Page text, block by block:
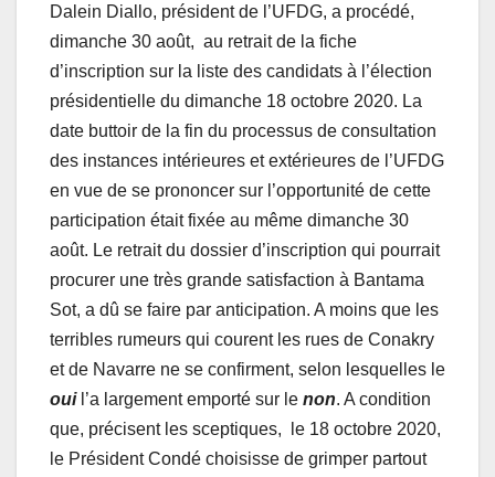
Dalein Diallo, président de l’UFDG, a procédé,
dimanche 30 août, au retrait de la fiche
d’inscription sur la liste des candidats à l’élection
présidentielle du dimanche 18 octobre 2020. La
date buttoir de la fin du processus de consultation
des instances intérieures et extérieures de l’UFDG
en vue de se prononcer sur l’opportunité de cette
participation était fixée au même dimanche 30
août. Le retrait du dossier d’inscription qui pourrait
procurer une très grande satisfaction à Bantama
Sot, a dû se faire par anticipation. A moins que les
terribles rumeurs qui courent les rues de Conakry
et de Navarre ne se confirment, selon lesquelles le
ouil’a largement emporté sur le non. A condition
que, précisent les sceptiques, le 18 octobre 2020,
le Président Condé choisisse de grimper partout